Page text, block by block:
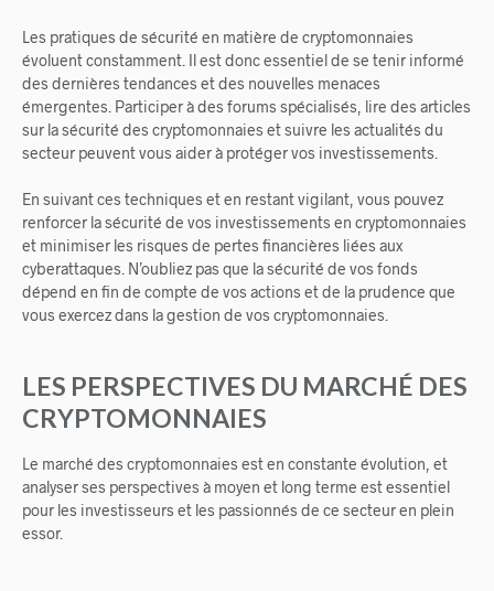
Les pratiques de sécurité en matière de cryptomonnaies
évoluent constamment. Il est donc essentiel de se tenir informé
des dernières tendances et des nouvelles menaces
émergentes. Participer à des forums spécialisés, lire des articles
sur la sécurité des cryptomonnaies et suivre les actualités du
secteur peuvent vous aider à protéger vos investissements.
En suivant ces techniques et en restant vigilant, vous pouvez
renforcer la sécurité de vos investissements en cryptomonnaies
et minimiser les risques de pertes financières liées aux
cyberattaques. N’oubliez pas que la sécurité de vos fonds
dépend en fin de compte de vos actions et de la prudence que
vous exercez dans la gestion de vos cryptomonnaies.
LES PERSPECTIVES DU MARCHÉ DES
CRYPTOMONNAIES
Le marché des cryptomonnaies est en constante évolution, et
analyser ses perspectives à moyen et long terme est essentiel
pour les investisseurs et les passionnés de ce secteur en plein
essor.